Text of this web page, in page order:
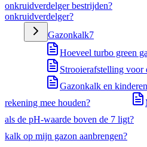
onkruidverdelger bestrijden?
onkruidverdelger?
Gazonkalk7
Hoeveel turbo green
Strooierafstelling voor
Gazonkalk en
rekening mee houden?
als de pH-waarde boven de 7 ligt?
kalk op mijn gazon aanbrengen?